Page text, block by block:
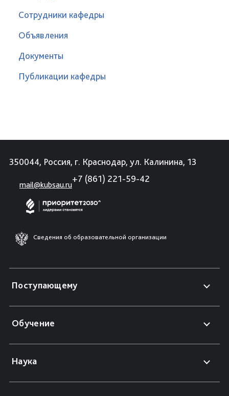
Сотрудники кафедры
Объявления
Документы
Публикации кафедры
350044, Россия, г. Краснодар, ул. Калинина, 13
mail@kubsau.ru
+7 (861) 221-59-42
Сведения об образовательной организации
Поступающему
Обучение
Наука